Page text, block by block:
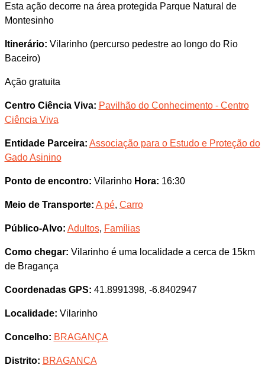
Esta ação decorre na área protegida Parque Natural de
Montesinho
Itinerário: Vilarinho (percurso pedestre ao longo do Rio
Baceiro)
Ação gratuita
Centro Ciência Viva: Pavilhão do Conhecimento - Centro
Ciência Viva
Entidade Parceira: Associação para o Estudo e Proteção do
Gado Asinino
Ponto de encontro: Vilarinho Hora: 16:30
Meio de Transporte: A pé, Carro
Público-Alvo: Adultos, Famílias
Como chegar: Vilarinho é uma localidade a cerca de 15km
de Bragança
Coordenadas GPS: 41.8991398, -6.8402947
Localidade: Vilarinho
Concelho: BRAGANÇA
Distrito: BRAGANCA